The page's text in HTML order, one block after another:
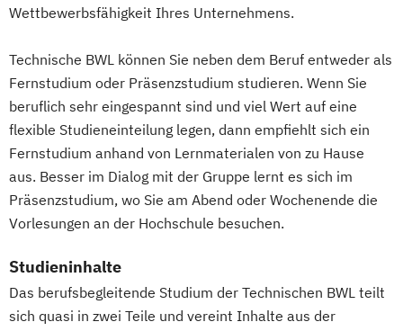
Wettbewerbsfähigkeit Ihres Unternehmens.
Technische BWL können Sie neben dem Beruf entweder als
Fernstudium oder Präsenzstudium studieren. Wenn Sie
beruflich sehr eingespannt sind und viel Wert auf eine
flexible Studieneinteilung legen, dann empfiehlt sich ein
Fernstudium anhand von Lernmaterialen von zu Hause
aus. Besser im Dialog mit der Gruppe lernt es sich im
Präsenzstudium, wo Sie am Abend oder Wochenende die
Vorlesungen an der Hochschule besuchen.
Studieninhalte
Das berufsbegleitende Studium der Technischen BWL teilt
sich quasi in zwei Teile und vereint Inhalte aus der